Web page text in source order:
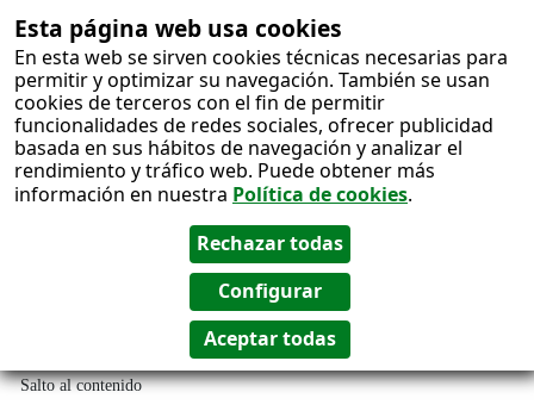
Esta página web usa cookies
En esta web se sirven cookies técnicas necesarias para
permitir y optimizar su navegación. También se usan
cookies de terceros con el fin de permitir
funcionalidades de redes sociales, ofrecer publicidad
basada en sus hábitos de navegación y analizar el
rendimiento y tráfico web. Puede obtener más
información en nuestra Política de cookies.
Salto al contenido